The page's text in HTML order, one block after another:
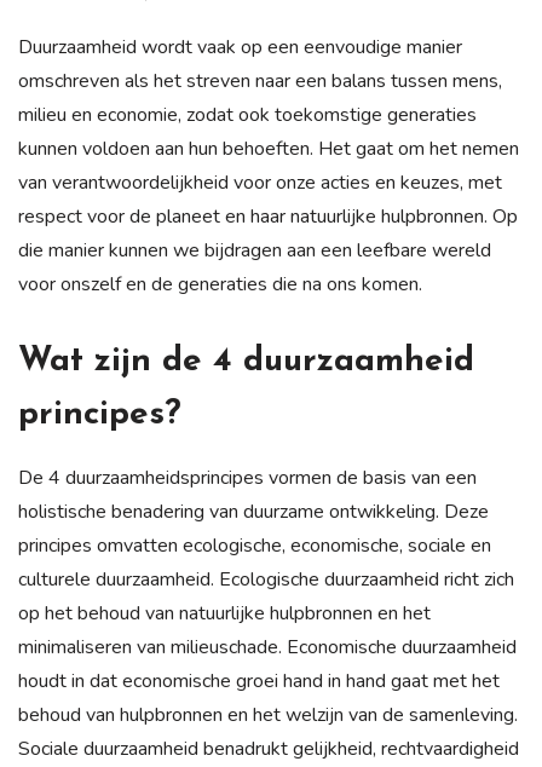
Duurzaamheid wordt vaak op een eenvoudige manier
omschreven als het streven naar een balans tussen mens,
milieu en economie, zodat ook toekomstige generaties
kunnen voldoen aan hun behoeften. Het gaat om het nemen
van verantwoordelijkheid voor onze acties en keuzes, met
respect voor de planeet en haar natuurlijke hulpbronnen. Op
die manier kunnen we bijdragen aan een leefbare wereld
voor onszelf en de generaties die na ons komen.
Wat zijn de 4 duurzaamheid
principes?
De 4 duurzaamheidsprincipes vormen de basis van een
holistische benadering van duurzame ontwikkeling. Deze
principes omvatten ecologische, economische, sociale en
culturele duurzaamheid. Ecologische duurzaamheid richt zich
op het behoud van natuurlijke hulpbronnen en het
minimaliseren van milieuschade. Economische duurzaamheid
houdt in dat economische groei hand in hand gaat met het
behoud van hulpbronnen en het welzijn van de samenleving.
Sociale duurzaamheid benadrukt gelijkheid, rechtvaardigheid